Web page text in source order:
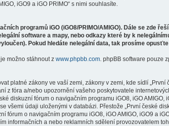
iGO9 a iGO PRIMO“ s nimi souhlasíte.
programů iGO (iGO8/PRIMO/AMIGO). Dále se zde
software a mapy, nebo odkazy které by k
Pokud hledáte nelegální data, tak prosíme
je možno stáhnout z www.phpbb.com. phpBB software pouze
platné zákony ve vaší zemi, zákony v zemi, kde sídlí
z fóra a/nebo upozornění vašeho poskytovatele
diskuzní fórum o navigačním programu iGO8, iGO AMIGO,
údaji uloženými v databázi. Přestože „První české
o navigačním programu iGO8, iGO AMIGO, iGO9 a
informačních a nebo reklamních sdělení provozovatelem